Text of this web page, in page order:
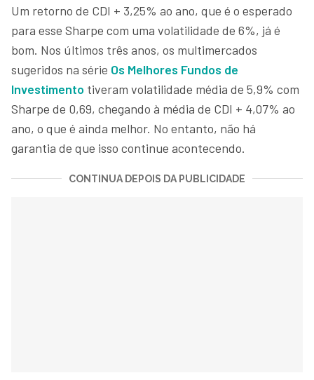
Um retorno de CDI + 3,25% ao ano, que é o esperado
para esse Sharpe com uma volatilidade de 6%, já é
bom. Nos últimos três anos, os multimercados
sugeridos na série Os Melhores Fundos de
Investimento tiveram volatilidade média de 5,9% com
Sharpe de 0,69, chegando à média de CDI + 4,07% ao
ano, o que é ainda melhor. No entanto, não há
garantia de que isso continue acontecendo.
CONTINUA DEPOIS DA PUBLICIDADE